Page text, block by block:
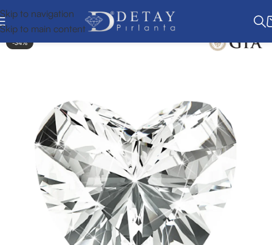
Skip to navigation
Skip to main content
-34%